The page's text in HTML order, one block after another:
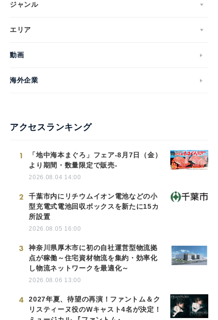
ジャンル
エリア
動画
海外企業
アクセスランキング
1
「地中海本まぐろ」フェア-8月7日（金）
より期間・数量限定で販売-
2026.08.04 14:00
2
千葉市内にリチウムイオン電池などの小
型充電式電池回収ボックスを新たに15カ
所設置
2026.08.05 16:00
3
神奈川県厚木市に初の自社運営型物流拠
点が稼働～住宅資材物流を集約・効率化
し物流ネットワークを最適化～
2026.08.06 13:00
4
2027年夏、待望の再演！ファントム＆ク
リスティーヌ役のWキャスト4名が決定！